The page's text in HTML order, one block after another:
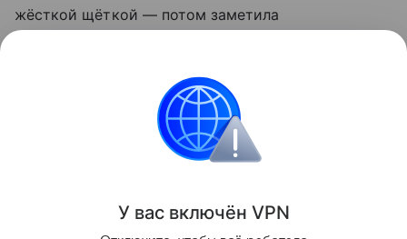
жёсткой щёткой — потом заметила
стороной губки и содой. Теперь плита выглядит
опрятно даже после самых «бурных» блюд.
У вас включён VPN